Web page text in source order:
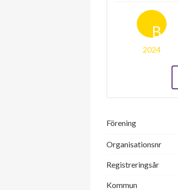
B
2024
Förening
Organisationsnr
Registreringsår
Kommun